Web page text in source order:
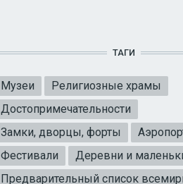
ТАГИ
Музеи
Религиозные храмы
Достопримечательности
Замки, дворцы, форты
Фестивали
Деревни и
Предварительный список